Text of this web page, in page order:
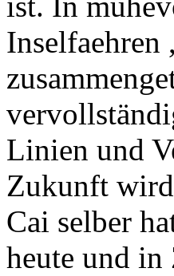
Inselfaehren
Linien und
Zukunft wird
Cai selber
heute und